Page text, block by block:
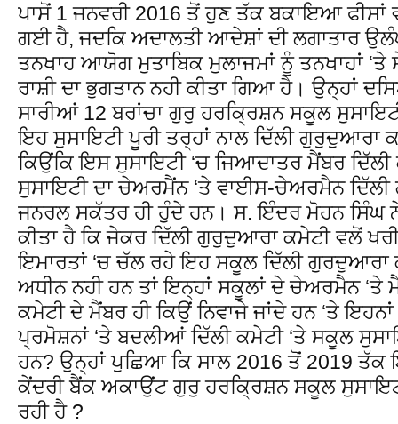
ਪਾਸੋਂ 1 ਜਨਵਰੀ 2016 ਤੋਂ ਹੁਣ ਤੱਕ ਬਕਾਇਆ ਫੀਸਾਂ
ਗਈ ਹੈ, ਜਦਕਿ ਅਦਾਲਤੀ ਆਦੇਸ਼ਾਂ ਦੀ ਲਗਾਤਾਰ
ਤਨਖਾਹ ਆਯੋਗ ਮੁਤਾਬਿਕ ਮੁਲਾਜਮਾਂ ਨੂੰ ਤਨਖਾਹਾਂ ‘ਤੇ
ਰਾਸ਼ੀ ਦਾ ਭੁਗਤਾਨ ਨਹੀ ਕੀਤਾ ਗਿਆ ਹੈ। ਉਨ੍ਹਾਂ
ਸਾਰੀਆਂ 12 ਬਰਾਂਚਾ ਗੁਰੁ ਹਰਕ੍ਰਿਸ਼ਨ ਸਕੂਲ
ਇਹ ਸੁਸਾਇਟੀ ਪੂਰੀ ਤਰ੍ਹਾਂ ਨਾਲ ਦਿੱਲੀ ਗੁਰੁਦੁਆਰਾ
ਕਿਉਂਕਿ ਇਸ ਸੁਸਾਇਟੀ ‘ਚ ਜਿਆਦਾਤਰ ਮੈਂਬਰ
ਸੁਸਾਇਟੀ ਦਾ ਚੇਅਰਮੈਂਨ ‘ਤੇ ਵਾਈਸ-ਚੇਅਰਮੈਨ
ਜਨਰਲ ਸਕੱਤਰ ਹੀ ਹੁੰਦੇ ਹਨ। ਸ. ਇੰਦਰ ਮੋਹਨ ਸਿੰਘ
ਕੀਤਾ ਹੈ ਕਿ ਜੇਕਰ ਦਿੱਲੀ ਗੁਰੁਦੁਆਰਾ ਕਮੇਟੀ ਵਲੋਂ
ਇਮਾਰਤਾਂ ‘ਚ ਚੱਲ ਰਹੇ ਇਹ ਸਕੂਲ ਦਿੱਲੀ ਗੁਰਦੁਆਰਾ
ਅਧੀਨ ਨਹੀ ਹਨ ਤਾਂ ਇਨ੍ਹਾਂ ਸਕੂਲਾਂ ਦੇ ਚੇਅਰਮੈਨ ‘ਤੇ
ਕਮੇਟੀ ਦੇ ਮੈਂਬਰ ਹੀ ਕਿਉਂ ਨਿਵਾਜੇ ਜਾਂਦੇ ਹਨ ‘ਤੇ
ਪ੍ਰਮੋਸ਼ਨਾਂ ‘ਤੇ ਬਦਲੀਆਂ ਦਿੱਲੀ ਕਮੇਟੀ ‘ਤੇ ਸਕੂਲ
ਹਨ? ਉਨ੍ਹਾਂ ਪੁਛਿਆ ਕਿ ਸਾਲ 2016 ਤੋਂ 2019 ਤੱਕ
ਕੇਂਦਰੀ ਬੈਂਕ ਅਕਾਉਂਟ ਗੁਰੁ ਹਰਕ੍ਰਿਸ਼ਨ ਸਕੂਲ
ਰਹੀ ਹੈ ?